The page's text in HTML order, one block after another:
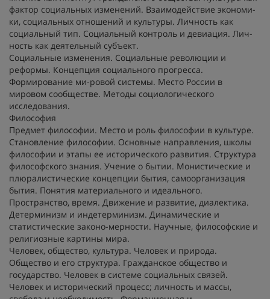
фактор социальных изменений. Взаимодействие экономи-
ки, социальных отношений и культуры. Личность как
социальный тип. Социальный контроль и девиация. Лич-
ность как деятельный субъект.
Социальные изменения. Социальные революции и
реформы. Концепция социального прогресса.
Формирование ми-ровой системы. Место России в
мировом сообществе. Методы социологического
исследования.
Философия
Предмет философии. Место и роль философии в культуре.
Становление философии. Основные направления, школы
философии и этапы ее исторического развития. Структура
философского знания. Учение о бытии. Монистические и
плюралистические концепции бытия, самоорганизация
бытия. Понятия материального и идеального.
Пространство, время. Движение и развитие, диалектика.
Детерминизм и индетерминизм. Динамические и
статистические законо-мерности. Научные, философские и
религиозные картины мира.
Человек, общество, культура. Человек и природа.
Общество и его структура. Гражданское общество и
государство. Человек в системе социальных связей.
Человек и исторический процесс; личность и массы,